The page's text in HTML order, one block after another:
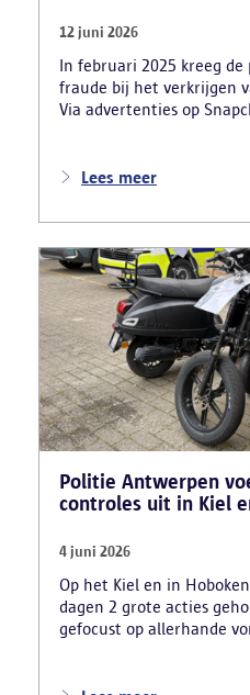
12 juni 2026
In februari 2025 kreeg
fraude bij het verkrijgen
Via advertenties op
aan. Daarnaast maakten
effectief lessen te volgen
bracht ook een
examenfraude
bekwaamheidsattesten
opleiding en een
strafregister gebruikte.
Lees meer
Politie Antwerpen
controles uit in Kiel
4 juni 2026
Op het Kiel en in
dagen 2 grote acties
gefocust op allerhande